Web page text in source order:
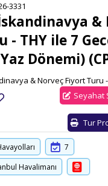
3331
&
- THY ile 7
Dönemi)
& Norveç Fiyort Turu -
Seyahat
Tur
7
Havalimanı